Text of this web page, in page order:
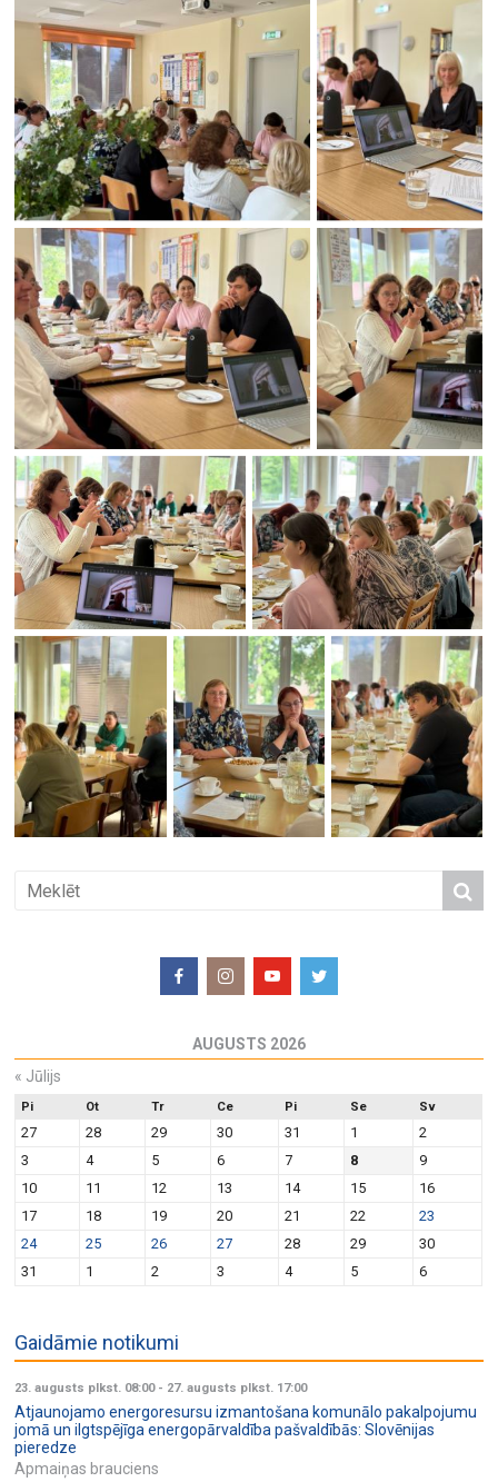
AUGUSTS 2026
« Jūlijs
Pi Ot Tr Ce Pi Se Sv
27 28 29 30 31 1
2
3
4 5 6 7 8
9
10
11 12 13 14 15
16
17
18 19 20 21 22
23
24
25 26 27 28 29
30
31
1 2 3 4 5 6
Gaidāmie notikumi
23. augusts plkst. 08:00- 27. augusts plkst. 17:00
Atjaunojamo energoresursu izmantošana komunālo pakalpojumu
jomā un ilgtspējīga energopārvaldība pašvaldībās: Slovēnijas
pieredze
Apmaiņas brauciens